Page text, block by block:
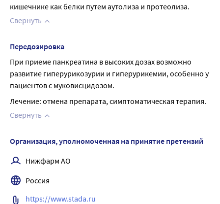
кишечнике как белки путем аутолиза и протеолиза.
Свернуть
Передозировка
При приеме панкреатина в высоких дозах возможно
развитие гиперурикозурии и гиперурикемии, особенно у
пациентов с муковисцидозом.
Лечение: отмена препарата, симптоматическая терапия.
Свернуть
Организация, уполномоченная на принятие претензий
Нижфарм АО
Россия
https://www.stada.ru